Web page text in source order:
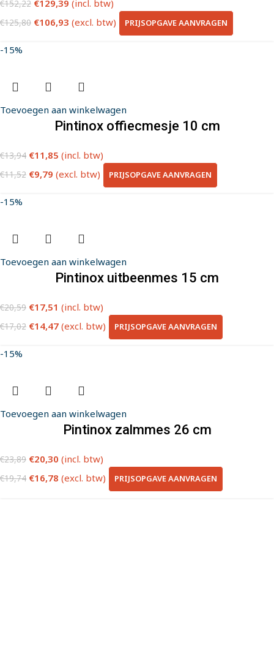
€152,22 €129,39 (incl. btw)
€125,80 €106,93 (excl. btw) PRIJSOPGAVE AANVRAGEN
-15%
Toevoegen aan winkelwagen
Pintinox offiecmesje 10 cm
€13,94 €11,85 (incl. btw)
€11,52 €9,79 (excl. btw) PRIJSOPGAVE AANVRAGEN
-15%
Toevoegen aan winkelwagen
Pintinox uitbeenmes 15 cm
€20,59 €17,51 (incl. btw)
€17,02 €14,47 (excl. btw) PRIJSOPGAVE AANVRAGEN
-15%
Toevoegen aan winkelwagen
Pintinox zalmmes 26 cm
€23,89 €20,30 (incl. btw)
€19,74 €16,78 (excl. btw) PRIJSOPGAVE AANVRAGEN